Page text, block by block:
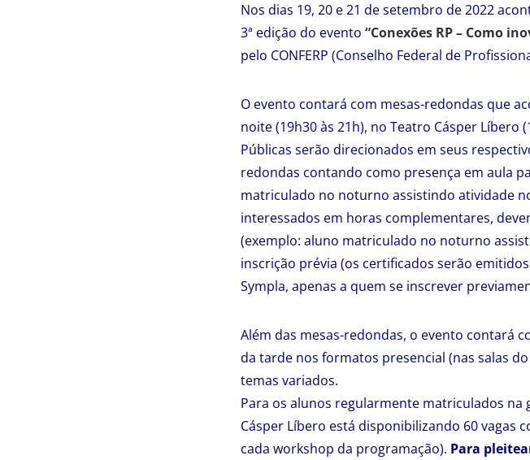
Nos dias 19, 20 e 21 de setembro de 2022
3ª edição do evento “Conexões RP – Como
pelo CONFERP (Conselho Federal de
O evento contará com mesas-redondas que
noite (19h30 às 21h), no Teatro Cásper Líbero
Públicas serão direcionados em seus
redondas contando como presença em aula
matriculado no noturno assistindo atividade
interessados em horas complementares,
(exemplo: aluno matriculado no noturno
inscrição prévia (os certificados serão
Sympla, apenas a quem se inscrever
Além das mesas-redondas, o evento contará
da tarde nos formatos presencial (nas salas
temas variados.
Para os alunos regularmente matriculados na
Cásper Líbero está disponibilizando 60 vagas
cada workshop da programação). Para